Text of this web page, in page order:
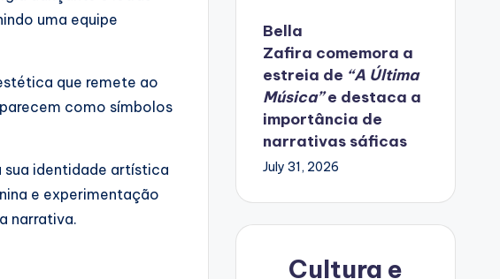
uma equipe
que remete ao
como símbolos
sua identidade artística
e experimentação
narrativa.
Bella
Zafira comemora a
estreia de “A Última
Música”e destaca a
importância de
narrativas sáficas
July 31, 2026
Cultura e